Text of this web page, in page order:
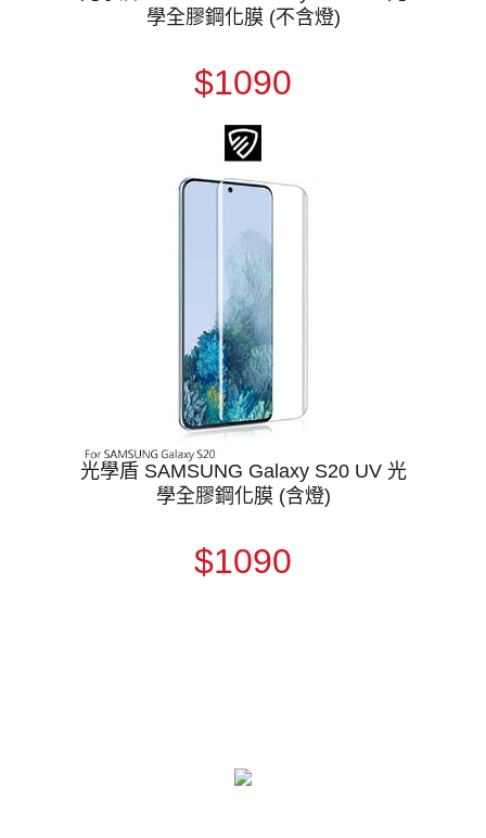
學全膠鋼化膜 (不含燈)
$1090
光學盾 SAMSUNG Galaxy S20 UV 光
學全膠鋼化膜 (含燈)
$1090